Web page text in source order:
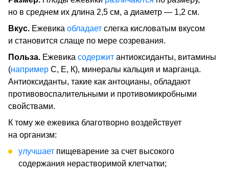
но в среднем их длина 2,5 см, а диаметр — 1,2 см.
Вкус. Ежевика обладает слегка кисловатым вкусом
и становится слаще по мере созревания.
Польза. Ежевика содержит антиоксиданты, витамины
(например C, Е, К), минералы кальция и марганца.
Антиоксиданты, такие как антоцианы, обладают
противовоспалительными и противомикробными
свойствами.
К тому же ежевика благотворно воздействует
на организм:
улучшает пищеварение за счет высокого
содержания нерастворимой клетчатки;